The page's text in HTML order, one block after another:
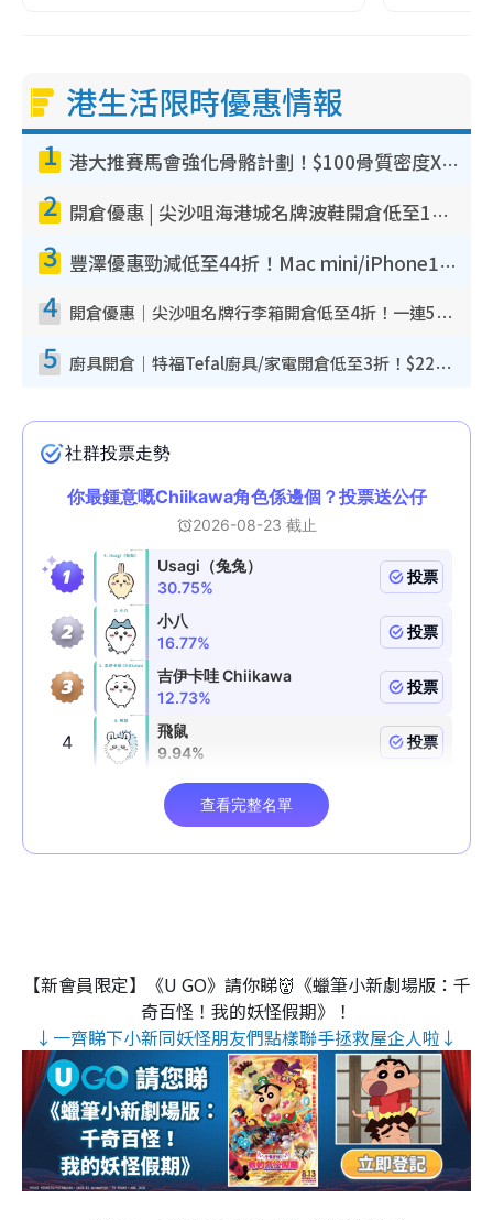
港生活限時優惠情報
1 港大推賽馬會強化骨骼計劃！$100骨質密度X光檢查 完成免費運動訓練送超市禮券！附參加資格
2 開倉優惠 | 尖沙咀海港城名牌波鞋開倉低至1折！On鞋$899起／Joy&Peace鞋履$98起
3 豐澤優惠勁減低至44折！Mac mini/iPhone17Pro大減價！廚房家電$220起
4 開倉優惠｜尖沙咀名牌行李箱開倉低至4折！一連5日 American Tourister/ace./Hallmark $200起！
5 廚具開倉｜特福Tefal廚具/家電開倉低至3折！$220起買平底鍋/炒鑊/湯煲！電飯煲/吸塵機/燙斗$418起
【新會員限定】《U GO》請你睇👹《蠟筆小新劇場版：千
奇百怪！我的妖怪假期》！
↓一齊睇下小新同妖怪朋友們點樣聯手拯救屋企人啦↓